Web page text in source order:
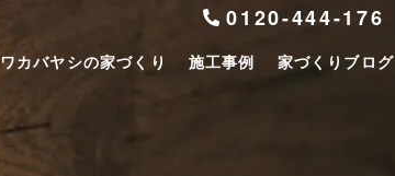
0120-444-176
ワカバヤシの家づくり 施工事例 家づくりブログ